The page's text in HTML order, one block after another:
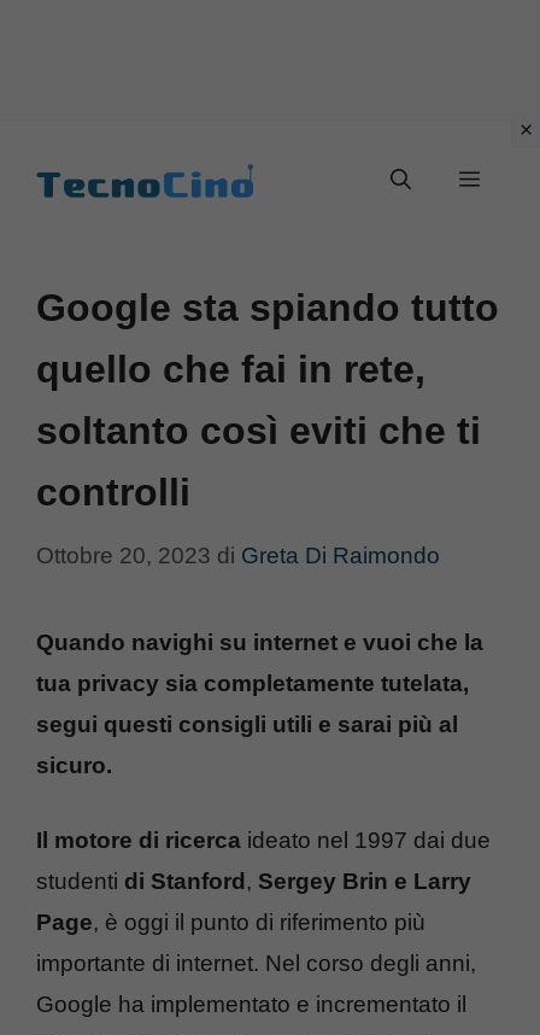
Menu
Google sta spiando tutto
quello che fai in rete,
soltanto così eviti che ti
controlli
Ottobre 20, 2023 di Greta Di Raimondo
Quando navighi su internet e vuoi che la
tua privacy sia completamente tutelata,
segui questi consigli utili e sarai più al
sicuro.
Il motore di ricerca ideato nel 1997 dai due
studenti di Stanford , Sergey Brin e Larry
Page, è oggi il punto di riferimento più
importante di internet. Nel corso degli anni,
Google ha implementato e incrementato il